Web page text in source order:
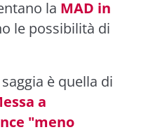
la MAD in
le possibilità di
è quella di
a
"meno